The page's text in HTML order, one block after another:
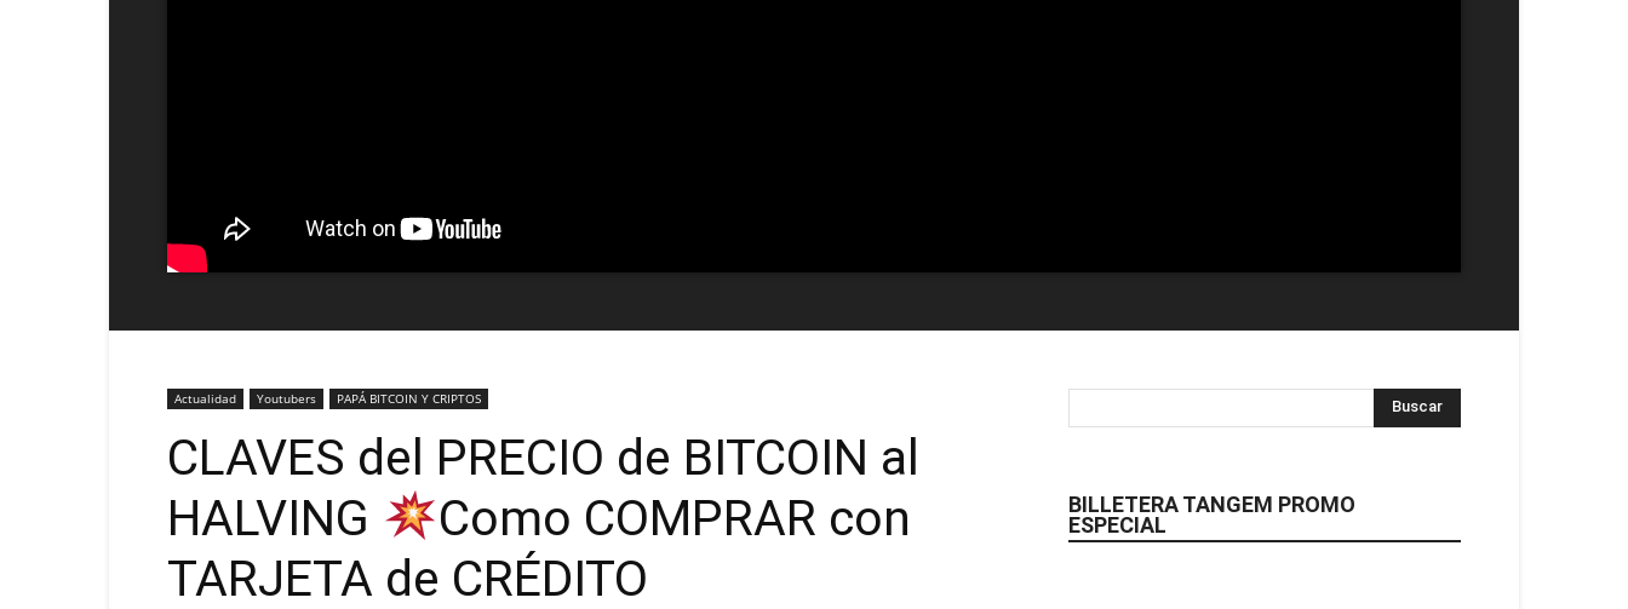
Actualidad Youtubers PAPÁ BITCOIN Y CRIPTOS
CLAVES del PRECIO de BITCOIN al
HALVING
Como COMPRAR con
TARJETA de CRÉDITO
BILLETERA TANGEM PROMO
ESPECIAL